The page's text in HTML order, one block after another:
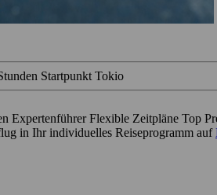
Startpunkt Tokio
Expertenführer Flexible Zeitpläne Top
in Ihr individuelles Reiseprogramm auf